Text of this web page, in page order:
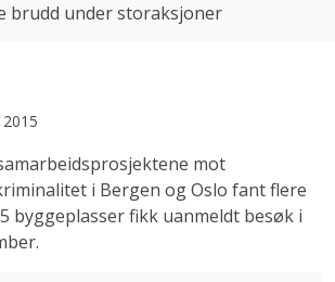
brudd under storaksjoner
mot
i Bergen og Oslo fant flere
byggeplasser fikk uanmeldt besøk i